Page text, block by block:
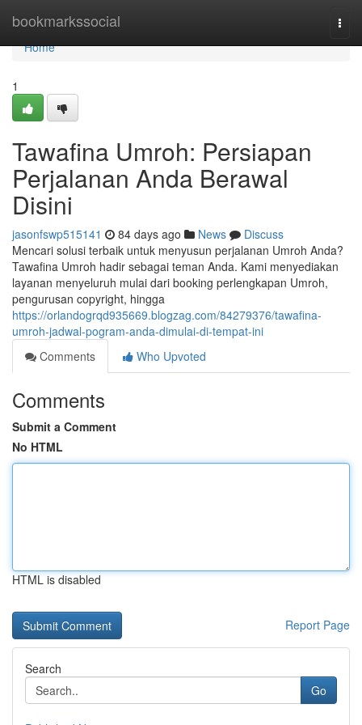
bookmarkssocial
Home
Home
1
Tawafina Umroh: Persiapan
Perjalanan Anda Berawal
Disini
jasonfswp515141 84 days ago News
Discuss
Mencari solusi terbaik untuk menyusun perjalanan Umroh Anda?
Tawafina Umroh hadir sebagai teman Anda. Kami menyediakan
layanan menyeluruh mulai dari booking perlengkapan Umroh,
pengurusan copyright, hingga
https://orlandogrqd935669.blogzag.com/84279376/tawafina-
umroh-jadwal-pogram-anda-dimulai-di-tempat-ini
Comments
Who Upvoted
Comments
Submit a Comment
No HTML
HTML is disabled
Report Page
Search
Go